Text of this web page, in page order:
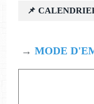
📌
→ MODE